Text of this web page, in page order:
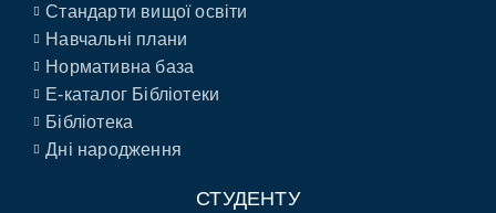
Стандарти вищої освіти
Навчальні плани
Нормативна база
E-каталог Бібліотеки
Бібліотека
Дні народження
СТУДЕНТУ